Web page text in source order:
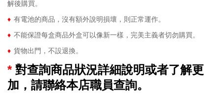
解後購買。
♦ 有電池的商品，沒有額外說明損壞，則正常運作。
♦ 不能保證每盒商品外盒可以像新一樣，完美主義者切勿購買。
♦ 貨物出門，不設退換。
* 對查詢商品狀況詳細說明或者了解更
加，請聯絡本店職員查詢。